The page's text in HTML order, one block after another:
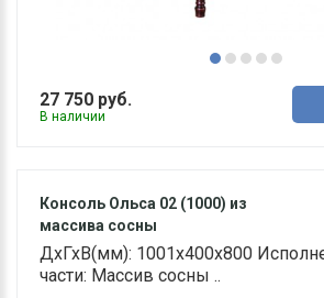
27 750 руб.
В наличии
Консоль Ольса 02 (1000) из
массива сосны
ДхГхВ(мм): 1001х400х800
части: Массив сосны ..